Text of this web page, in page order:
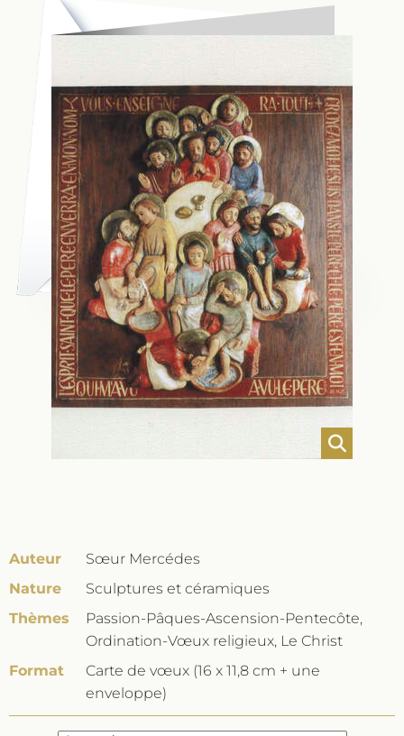
Auteur
Sœur Mercédes
Nature
Sculptures et céramiques
Thèmes
Passion-Pâques-Ascension-Pentecôte,
Ordination-Vœux religieux, Le Christ
Format
Carte de vœux (16 x 11,8 cm + une
enveloppe)